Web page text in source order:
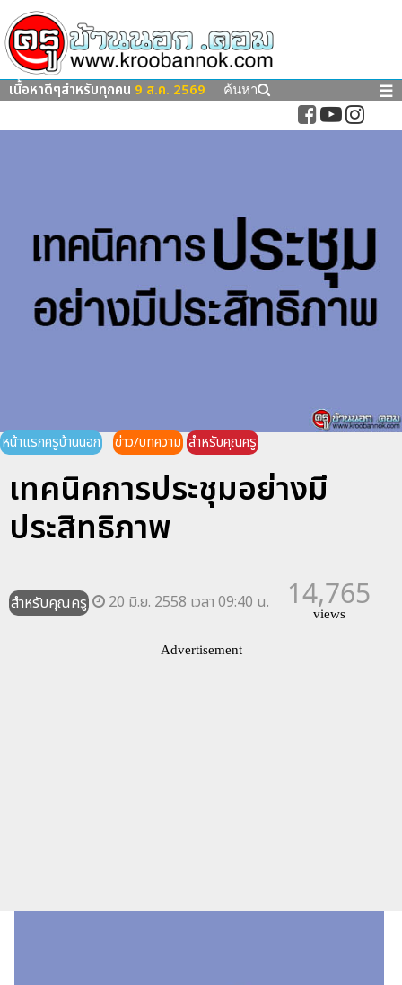
เนื้อหาดีๆสำหรับทุกคน 9 ส.ค. 2569 ค้นหา ☰
หน้าแรกครูบ้านนอก ข่าว/บทความ สำหรับคุณครู
เทคนิคการประชุมอย่างมี
ประสิทธิภาพ
สำหรับคุณครู 20 มิ.ย. 2558 เวลา 09:40 น. 14,765
views
Advertisement